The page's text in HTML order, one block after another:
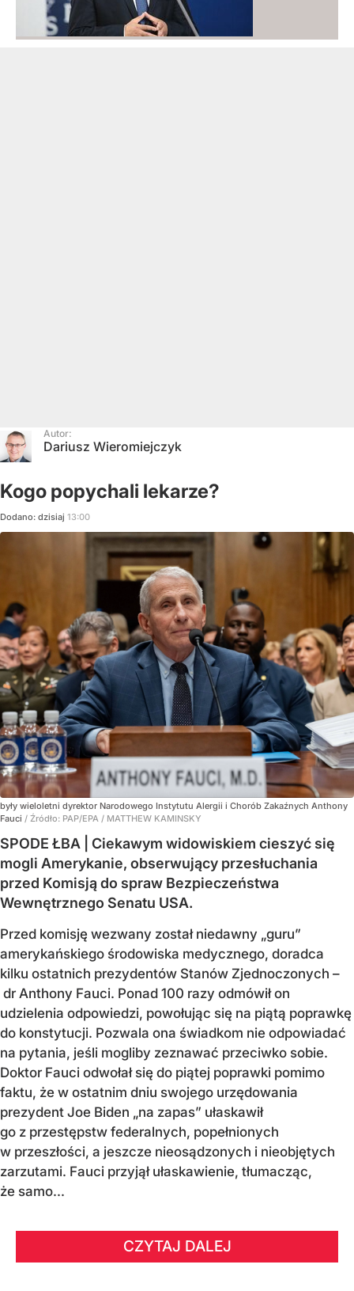
Autor:
Dariusz Wieromiejczyk
Kogo popychali lekarze?
Dodano: dzisiaj 13:00
były wieloletni dyrektor Narodowego Instytutu Alergii i Chorób Zakaźnych Anthony
Fauci / Źródło: PAP/EPA / MATTHEW KAMINSKY
SPODE ŁBA | Ciekawym widowiskiem cieszyć się
mogli Amerykanie, obserwujący przesłuchania
przed Komisją do spraw Bezpieczeństwa
Wewnętrznego Senatu USA.
Przed komisję wezwany został niedawny „guru”
amerykańskiego środowiska medycznego, doradca
kilku ostatnich prezydentów Stanów Zjednoczonych –
dr Anthony Fauci. Ponad 100 razy odmówił on
udzielenia odpowiedzi, powołując się na piątą poprawkę
do konstytucji. Pozwala ona świadkom nie odpowiadać
na pytania, jeśli mogliby zeznawać przeciwko sobie.
Doktor Fauci odwołał się do piątej poprawki pomimo
faktu, że w ostatnim dniu swojego urzędowania
prezydent Joe Biden „na zapas” ułaskawił
go z przestępstw federalnych, popełnionych
w przeszłości, a jeszcze nieosądzonych i nieobjętych
zarzutami. Fauci przyjął ułaskawienie, tłumacząc,
że samo...
CZYTAJ DALEJ